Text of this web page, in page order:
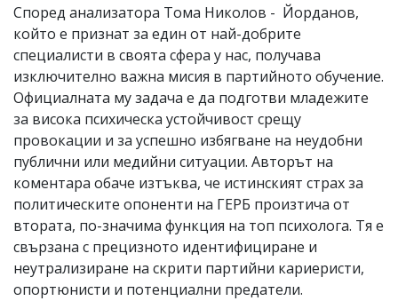
Според анализатора Тома Николов - Йорданов,
който е признат за един от най-добрите
специалисти в своята сфера у нас, получава
изключително важна мисия в партийното обучение.
Официалната му задача е да подготви младежите
за висока психическа устойчивост срещу
провокации и за успешно избягване на неудобни
публични или медийни ситуации. Авторът на
коментара обаче изтъква, че истинският страх за
политическите опоненти на ГЕРБ произтича от
втората, по-значима функция на топ психолога. Тя е
свързана с прецизното идентифициране и
неутрализиране на скрити партийни кариеристи,
опортюнисти и потенциални предатели.